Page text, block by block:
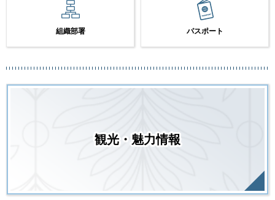
組織部署 パスポート
観光・魅力情報